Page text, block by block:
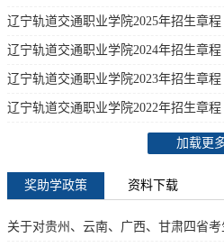
辽宁轨道交通职业学院2025年招生章程
辽宁轨道交通职业学院2024年招生章程
辽宁轨道交通职业学院2023年招生章程
辽宁轨道交通职业学院2022年招生章程
加载更
奖助学政策 资料下载
关于对贵州、云南、广西、甘肃四省